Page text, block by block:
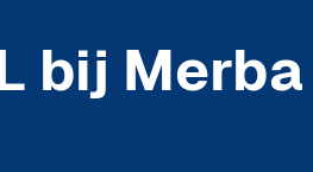
bij Merba